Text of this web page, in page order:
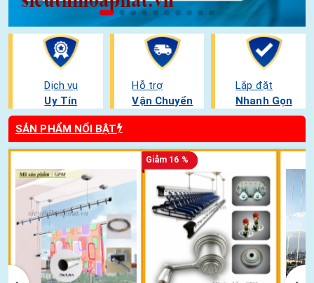
Dịch vụ
Uy Tín
Hỗ trợ
Vận Chuyển
Lắp đặt
Nhanh Gọn
SẢN PHẨM NỔI BẬT
Giảm 16 %